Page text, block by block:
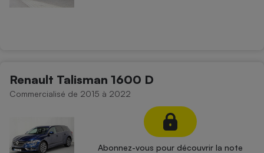
Renault Talisman 1600 D
Commercialisé de 2015 à 2022
Abonnez-vous pour découvrir la note